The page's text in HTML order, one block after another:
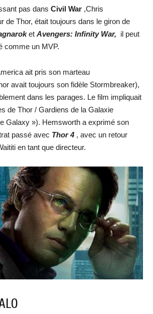
pas dans Civil War ,Chris
de Thor, était toujours dans le giron de
et Avengers: Infinity War, il peut
comme un MVP.
ait pris son marteau
avait toujours son fidèle Stormbreaker),
dans les parages. Le film impliquait
de Thor / Gardiens de la Galaxie
Galaxy »). Hemsworth a exprimé son
passé avec Thor 4 , avec un retour
en tant que directeur.